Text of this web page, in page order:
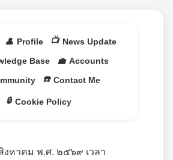
👤 Profile 📺 News Update
Base 💼 Accounts
☎️ Contact Me
🔒 Cookie Policy
งหาคม พ.ศ. ๒๕๖๙ เวลา